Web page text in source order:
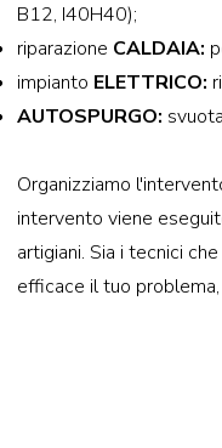
B12, I40H40);
riparazione CALDAIA:
impianto ELETTRICO:
AUTOSPURGO:
Organizziamo
intervento viene
artigiani. Sia i tecnici
efficace il tuo